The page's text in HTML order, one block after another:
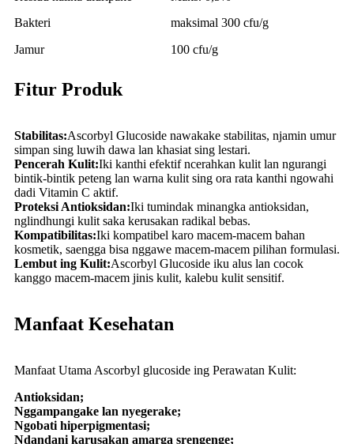
Bakteri
maksimal 300 cfu/g
Jamur
100 cfu/g
Fitur Produk
Stabilitas:Ascorbyl Glucoside nawakake stabilitas, njamin umur
simpan sing luwih dawa lan khasiat sing lestari.
Pencerah Kulit:Iki kanthi efektif ncerahkan kulit lan ngurangi
bintik-bintik peteng lan warna kulit sing ora rata kanthi ngowahi
dadi Vitamin C aktif.
Proteksi Antioksidan:Iki tumindak minangka antioksidan,
nglindhungi kulit saka kerusakan radikal bebas.
Kompatibilitas:Iki kompatibel karo macem-macem bahan
kosmetik, saengga bisa nggawe macem-macem pilihan formulasi.
Lembut ing Kulit:Ascorbyl Glucoside iku alus lan cocok
kanggo macem-macem jinis kulit, kalebu kulit sensitif.
Manfaat Kesehatan
Manfaat Utama Ascorbyl glucoside ing Perawatan Kulit:
Antioksidan;
Nggampangake lan nyegerake;
Ngobati hiperpigmentasi;
Ndandani karusakan amarga srengenge;